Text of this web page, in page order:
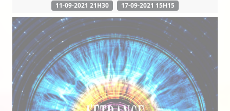
11-09-2021 21H30 17-09-2021 15H15